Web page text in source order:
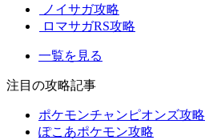
ノイサガ攻略
ロマサガRS攻略
一覧を見る
注目の攻略記事
ポケモンチャンピオンズ攻略
ぽこあポケモン攻略